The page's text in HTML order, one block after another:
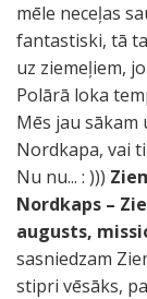
mēle neceļas
fantastiski, tā
uz ziemeļiem,
Polārā loka
Mēs jau sākam
Nordkapa, vai
Nu nu... : )))
Nordkaps –
augusts,
sasniedzam
stipri vēsāks,